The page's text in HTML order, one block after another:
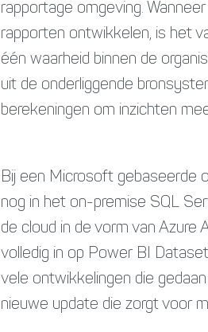
rapportage omgeving.
rapporten ontwikkelen, is het
één waarheid binnen de
uit de onderliggende
berekeningen om inzichten
Bij een Microsoft gebaseerde
nog in het on-premise SQL
de cloud in de vorm van
volledig in op Power BI
vele ontwikkelingen die
nieuwe update die zorgt voor